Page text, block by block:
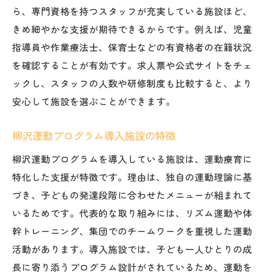
ら、専門資格を持つスタッフが充実している施設ほど、
きめ細やかな支援が期待できるからです。例えば、児童
指導員や作業療法士、保育士などの有資格者の在籍状況
を確認することが有効です。求人票や公式サイトをチェ
ックし、スタッフの人数や研修制度も比較すると、より
安心して施設を選ぶことができます。
柳沢運動プログラム導入施設の特徴
柳沢運動プログラムを導入している施設は、運動療育に
特化した支援が特徴です。理由は、独自の運動理論に基
づき、子どもの発達段階に合わせたメニューが組まれて
いるためです。代表的な取り組みには、リズム運動や体
幹トレーニング、集団でのチームワークを重視した運動
活動があります。導入施設では、子ども一人ひとりの成
長に寄り添うプログラム設計がされているため、運動を